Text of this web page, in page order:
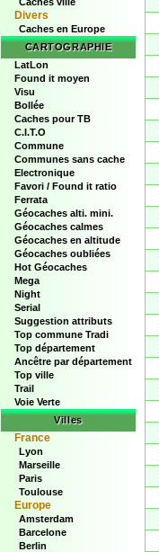
Divers
Caches en Europe
CARTOGRAPHIE
LatLon
Found it moyen
Visu
Bollée
Caches pour TB
C.I.T.O
Commune
Communes sans cache
Electronique
Favori / Found it ratio
Ferrata
Géocaches alti. mini.
Géocaches calmes
Géocaches en altitude
Géocaches oubliées
Hot Géocaches
Mega
Night
Serial
Suggestion attributs
Top commune Tradi
Top département
Ancêtre par département
Top ville
Trail
Voie Verte
Villes
France
Lyon
Marseille
Paris
Toulouse
Europe
Amsterdam
Barcelone
Berlin